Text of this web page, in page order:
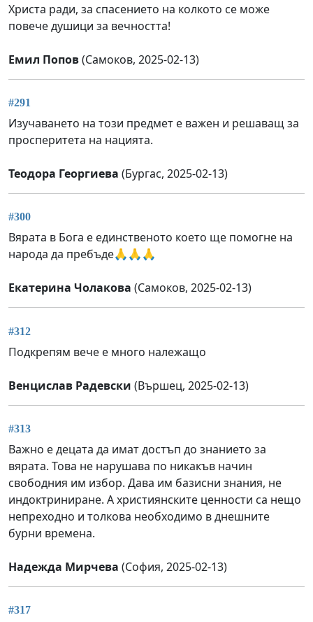
Христа ради, за спасението на колкото се може
повече душици за вечността!
Емил Попов(Самоков, 2025-02-13)
#291
Изучаването на този предмет е важен и решаващ за
просперитета на нацията.
Теодора Георгиева (Бургас, 2025-02-13)
#300
Вярата в Бога е единственото което ще помогне на
народа да пребъде🙏🙏🙏
Екатерина Чолакова (Самоков, 2025-02-13)
#312
Подкрепям вече е много належащо
Венцислав Радевски (Вършец, 2025-02-13)
#313
Важно е децата да имат достъп до знанието за
вярата. Това не нарушава по никакъв начин
свободния им избор. Дава им базисни знания, не
индоктриниране. А християнските ценности са нещо
непреходно и толкова необходимо в днешните
бурни времена.
Надежда Мирчева (София, 2025-02-13)
#317